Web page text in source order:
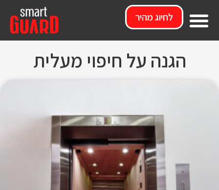
לחיוג מהיר
הגנה על חיפוי מעלית